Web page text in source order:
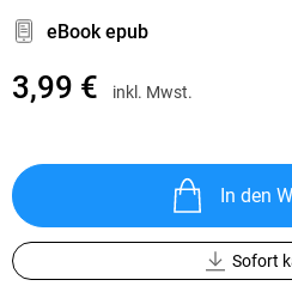
eBook epub
3,99 € inkl. Mwst.
In den
Sofort